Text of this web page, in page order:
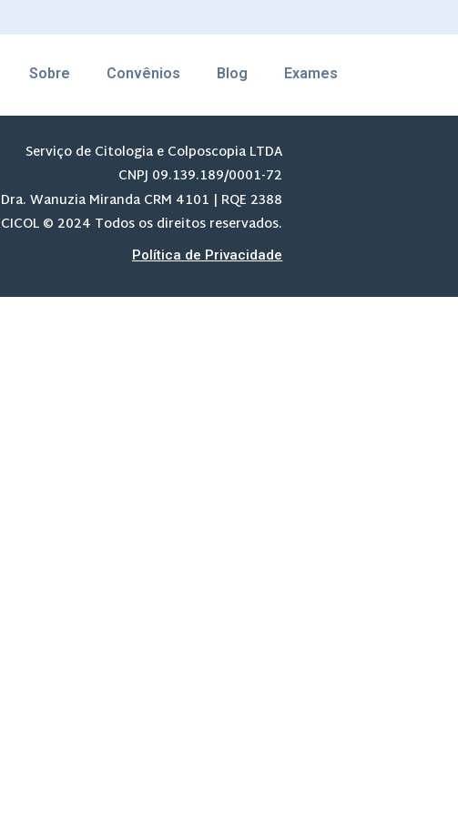
Sobre Convênios Blog Exames
Serviço de Citologia e Colposcopia LTDA
CNPJ 09.139.189/0001-72
Wanuzia Miranda CRM 4101 | RQE 2388
© 2024 Todos os direitos reservados.
Política de Privacidade